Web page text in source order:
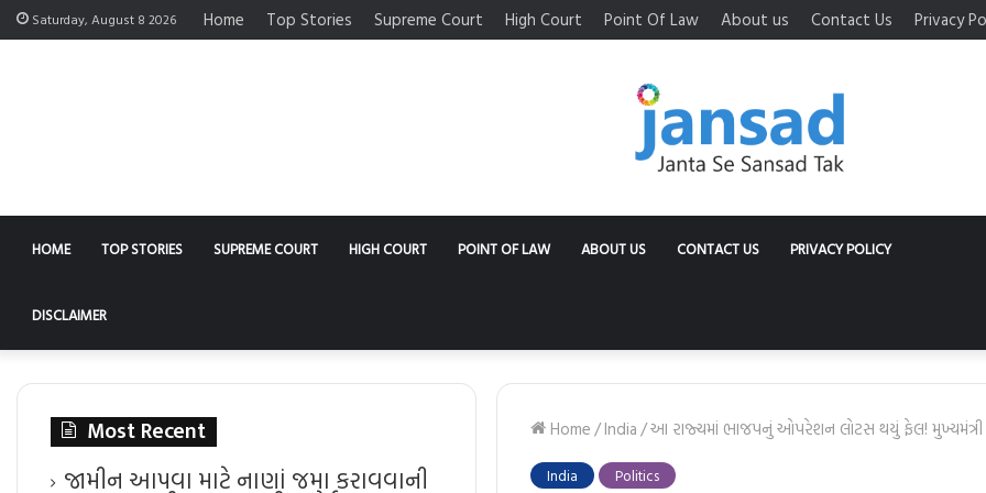
Saturday, August 8 2026 Home Top Stories Supreme Court High Court Point Of Law About us Contact Us Privacy
HOME TOP STORIES SUPREME COURT HIGH COURT POINT OF LAW ABOUT US CONTACT US PRIVACY POLICY
DISCLAIMER
Home/India/આ રાજ્યમાં ભાજપનું ઓપરેશન લોટસ થયું ફેલ! મુખ્યમંત્રી
India Politics
Most Recent
જામીન આપવા માટે નાણાં જમા કરાવવાની